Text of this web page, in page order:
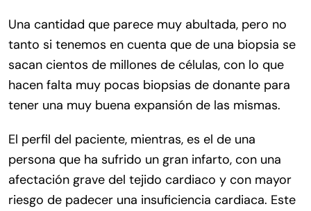
Una cantidad que parece muy abultada, pero no
tanto si tenemos en cuenta que de una biopsia se
sacan cientos de millones de células, con lo que
hacen falta muy pocas biopsias de donante para
tener una muy buena expansión de las mismas.
El perfil del paciente, mientras, es el de una
persona que ha sufrido un gran infarto, con una
afectación grave del tejido cardiaco y con mayor
riesgo de padecer una insuficiencia cardiaca. Este